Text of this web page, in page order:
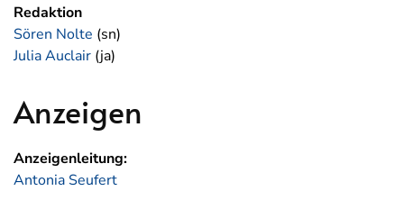
Redaktion
Sören Nolte (sn)
Julia Auclair (ja)
Anzeigen
Anzeigenleitung:
Antonia Seufert